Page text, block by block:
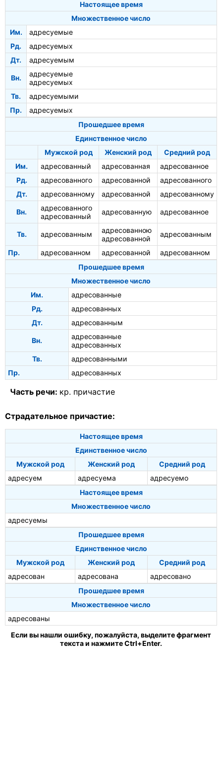
Настоящее время
Множественное число
Им.
адресуемые
Рд.
адресуемых
Дт.
адресуемым
Вн.
адресуемые
адресуемых
Тв.
адресуемыми
Пр.
адресуемых
Прошедшее время
Единственное число
Мужской род
Женский род
Средний род
Им.
адресованный адресованная
адресованное
Рд.
адресованного адресованной
адресованного
Дт.
адресованному адресованной адресованному
Вн.
адресованного
адресованный
адресованную адресованное
Тв. адресованным
адресованною
адресованной
адресованным
Пр. адресованном адресованной
адресованном
Прошедшее время
Множественное число
Им.
адресованные
Рд.
адресованных
Дт.
адресованным
Вн.
адресованные
адресованных
Тв.
адресованными
Пр.
адресованных
Часть речи: кр. причастие
Страдательное причастие:
Настоящее время
Единственное число
Мужской род
Женский род
Средний род
адресуем
адресуема
адресуемо
Настоящее время
Множественное число
адресуемы
Прошедшее время
Единственное число
Мужской род
Женский род
Средний род
адресован
адресована
адресовано
Прошедшее время
Множественное число
адресованы
Если вы нашли ошибку, пожалуйста, выделите фрагмент
текста и нажмите Ctrl+Enter.